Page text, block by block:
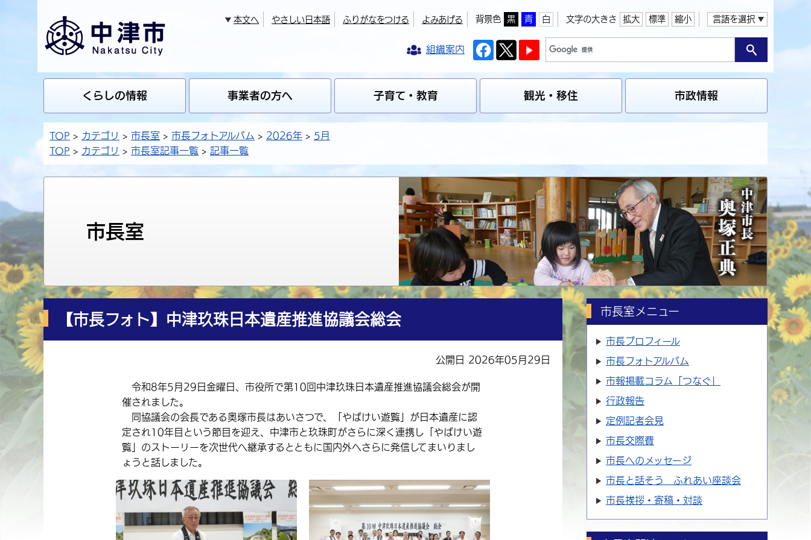
本文へ やさしい日本語 ふりがなをつける よみあげる 背景色 黒 青 白 文字の大きさ 拡大 標準 縮小 言語を選択
組織案内
くらしの情報 事業者の方へ 子育て・教育 観光・移住 市政情報
TOP カテゴリ 市長室 市長フォトアルバム 2026年
5月
TOP
カテゴリ 市長室記事一覧 記事一覧
市長室
【市長フォト】中津玖珠日本遺産推進協議会総会
公開日 2026年05月29日
令和8年5月29日金曜日、市役所で第10回中津玖珠日本遺産推進協議会総会が開
催されました。
同協議会の会長である奥塚市長はあいさつで、「やばけい遊覧」が日本遺産に認
定され10年目という節目を迎え、中津市と玖珠町がさらに深く連携し「やばけい遊
覧」のストーリーを次世代へ継承するとともに国内外へさらに発信してまいりまし
ょうと話しました。
市長室メニュー
市長プロフィール
市長フォトアルバム
市報掲載コラム「つなぐ」
行政報告
定例記者会見
市長交際費
市長へのメッセージ
市長と話そう ふれあい座談会
市長挨拶・寄稿・対談